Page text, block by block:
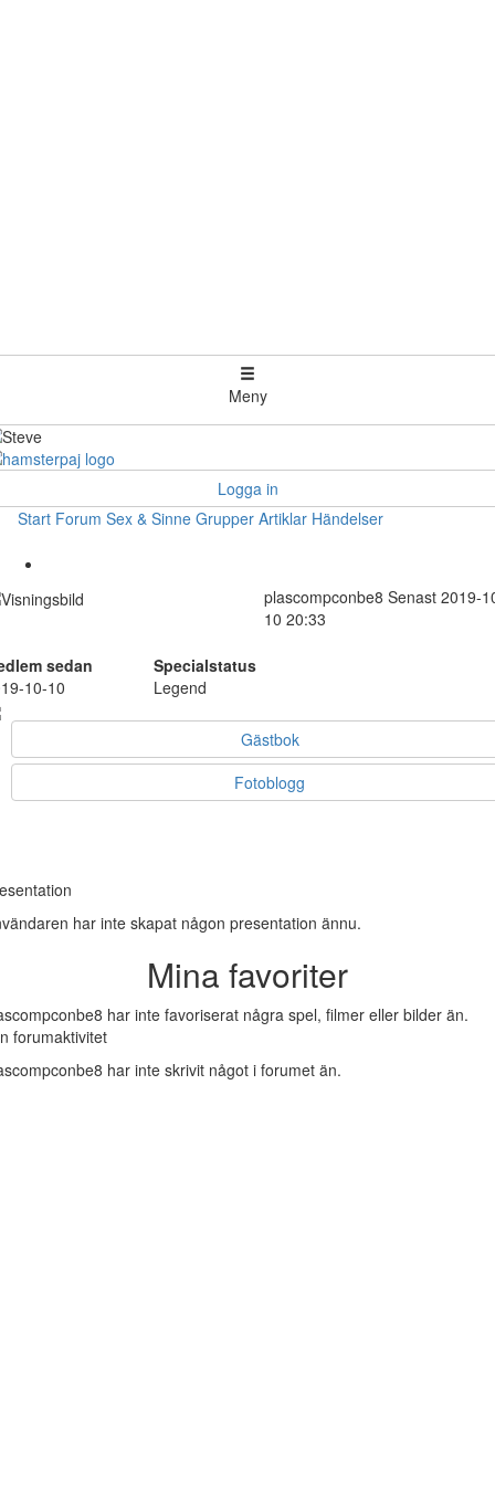
Meny
Logga in
Start Forum Sex & Sinne Grupper Artiklar Händelser
plascompconbe8 Senast 2019-
10 20:33
sedan
Specialstatus
10-10
Legend
Gästbok
Fotoblogg
har inte skapat någon presentation ännu.
Mina favoriter
har inte favoriserat några spel, filmer eller bilder än.
forumaktivitet
har inte skrivit något i forumet än.